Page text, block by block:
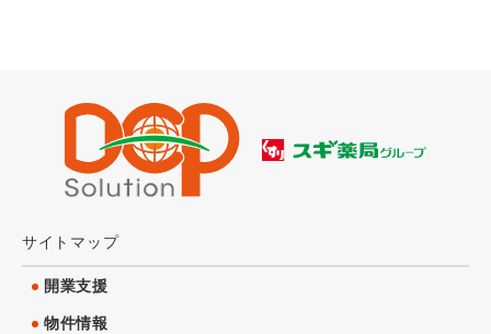
サイトマップ
開業支援
物件情報